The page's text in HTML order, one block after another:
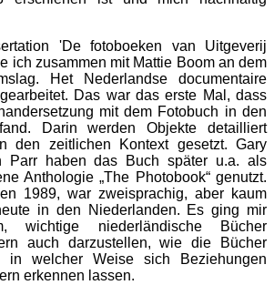
'De fotoboeken van Uitgeverij
ich zusammen mit Mattie Boom an dem
Het Nederlandse documentaire
Das war das erste Mal, dass
mit dem Fotobuch in den
Darin werden Objekte detailliert
den zeitlichen Kontext gesetzt. Gary
Parr haben das Buch später u.a. als
Anthologie „The Photobook“ genutzt.
1989, war zweisprachig, aber kaum
in den Niederlanden. Es ging mir
wichtige niederländische Bücher
auch darzustellen, wie die Bücher
in welcher Weise sich Beziehungen
erkennen lassen.